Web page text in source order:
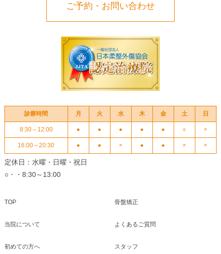
ご予約・お問い合わせ
診療時間 月 火 水 木 金 土 日
8:30～12:00 ● ● ● ● ● ○ ×
16:00～20:30 ● ● × ● ● × ×
定休日：水曜・日曜・祝日
○・・8:30～13:00
TOP
当院について
初めての方へ
骨盤矯正
よくあるご質問
スタッフ